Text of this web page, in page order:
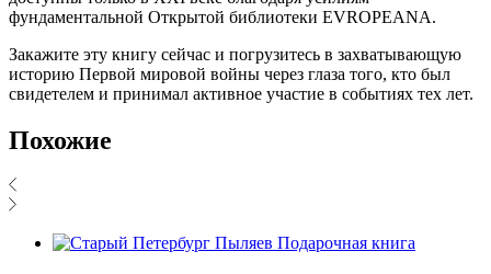
фундаментальной Открытой библиотеки EVROPEANA.
Закажите эту книгу сейчас и погрузитесь в захватывающую
историю Первой мировой войны через глаза того, кто был
свидетелем и принимал активное участие в событиях тех лет.
Похожие